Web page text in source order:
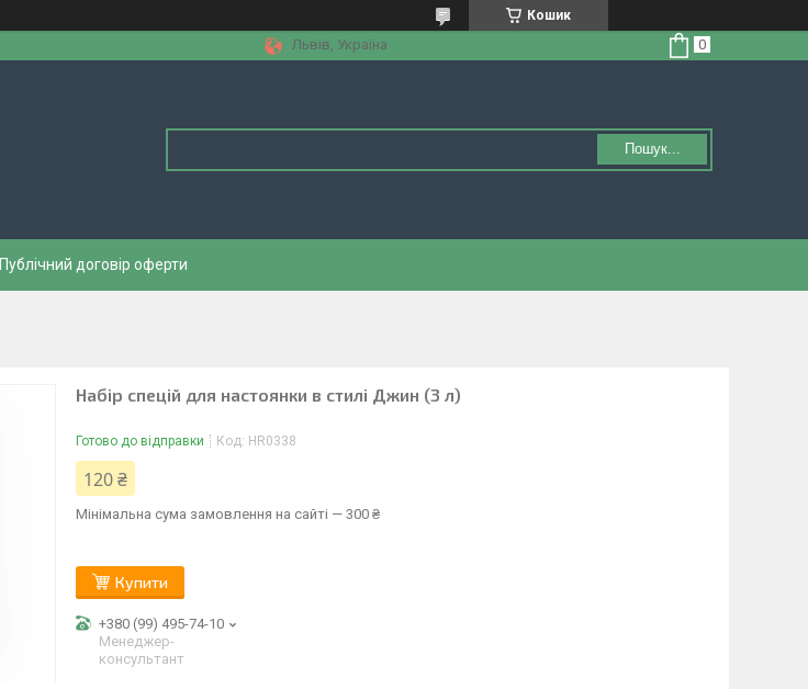
Кошик
Львів, Україна
Пошук...
Публічний договір оферти
Набір спецій для настоянки в стилі Джин (3 л)
Готово до відправки Код: HR0338
120 ₴
Мінімальна сума замовлення на сайті — 300 ₴
Купити
+380 (99) 495-74-10
Менеджер-
консультант